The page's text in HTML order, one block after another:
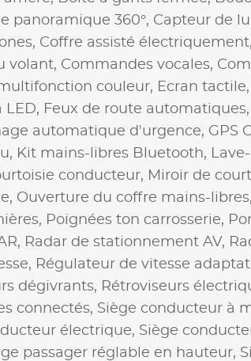
panoramique 360°, Capteur de
Coffre assisté électriquement,
volant, Commandes vocales,
couleur, Ecran tactile,
LED, Feux de route automatiques,
automatique d'urgence, GPS
Kit mains-libres Bluetooth,
conducteur, Miroir de
Ouverture du coffre mains-libres,
Poignées ton carrosserie,
Radar de stationnement AV,
Régulateur de vitesse
dégivrants, Rétroviseurs
connectés, Siège conducteur à
électrique, Siège
passager réglable en hauteur,